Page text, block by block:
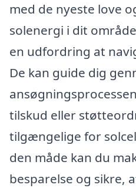
med de nyeste love
solenergi i dit
en udfordring at
De kan guide dig
tilskud eller
tilgængelige for
den måde kan du
besparelse og sikre,